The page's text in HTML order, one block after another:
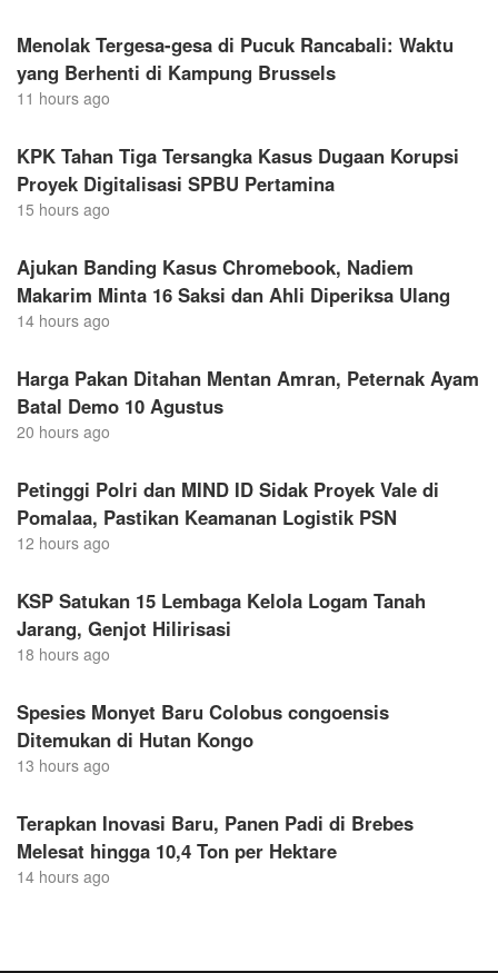
Menolak Tergesa-gesa di Pucuk Rancabali: Waktu
yang Berhenti di Kampung Brussels
11 hours ago
KPK Tahan Tiga Tersangka Kasus Dugaan Korupsi
Proyek Digitalisasi SPBU Pertamina
15 hours ago
Ajukan Banding Kasus Chromebook, Nadiem
Makarim Minta 16 Saksi dan Ahli Diperiksa Ulang
14 hours ago
Harga Pakan Ditahan Mentan Amran, Peternak Ayam
Batal Demo 10 Agustus
20 hours ago
Petinggi Polri dan MIND ID Sidak Proyek Vale di
Pomalaa, Pastikan Keamanan Logistik PSN
12 hours ago
KSP Satukan 15 Lembaga Kelola Logam Tanah
Jarang, Genjot Hilirisasi
18 hours ago
Spesies Monyet Baru Colobus congoensis
Ditemukan di Hutan Kongo
13 hours ago
Terapkan Inovasi Baru, Panen Padi di Brebes
Melesat hingga 10,4 Ton per Hektare
14 hours ago